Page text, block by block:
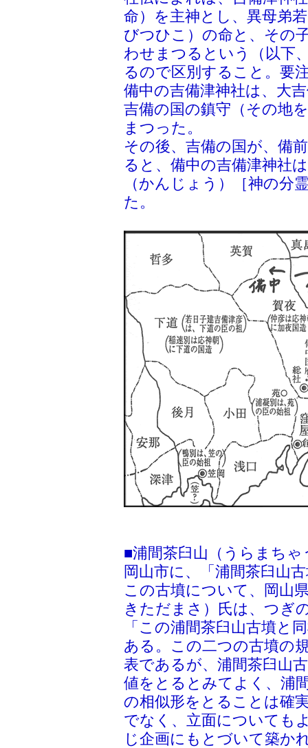
命）を主神とし、異母弟
びつひこ）の命と、その
わせまつるという（以下
るので区別すること。要
備中の吉備津神社は、大
吉備の国の鎮守（その地
まつった。
その後、吉備の国が、備
ると、備中の吉備津神社
（かんじょう）［神の分
た。
■浦間茶臼山（うらまち
岡山市に、「浦間茶臼山
この古墳について、岡山
きただまさ）氏は、つぎ
「この浦間茶臼山古墳と
ある。この二つの古墳の
表であるが、浦間茶臼山
値をとるとみてよく、浦
の相似形をとることは確
でなく、立面についても
じ企画にもとづいて築か